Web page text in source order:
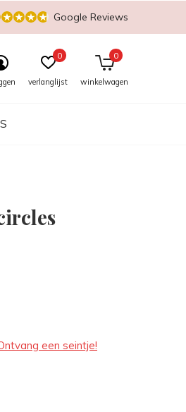
verlanglijst
0
winkelwagen
0
Google Reviews
een seintje!